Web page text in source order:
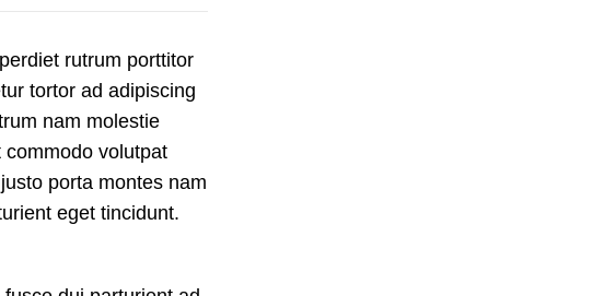
rutrum porttitor
tortor ad adipiscing
nam molestie
volutpat
porta montes nam
eget tincidunt.